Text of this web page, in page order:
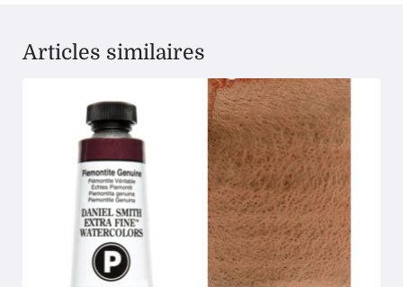
Articles similaires